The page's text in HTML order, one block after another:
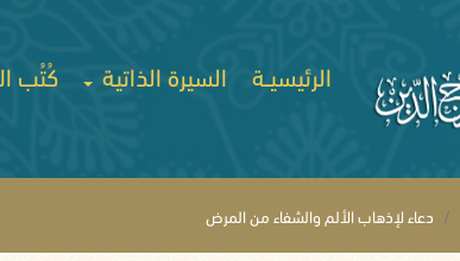
الرئيسيــة السيرة الذاتية كُتُب
دعاء لإذهاب الألم والشفاء من المرض